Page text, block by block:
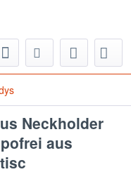
Neckholder
aus